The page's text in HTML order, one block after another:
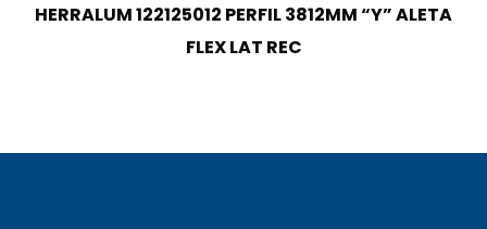
HERRALUM 122125012 PERFIL 3812MM “Y” ALETA
FLEX LAT REC